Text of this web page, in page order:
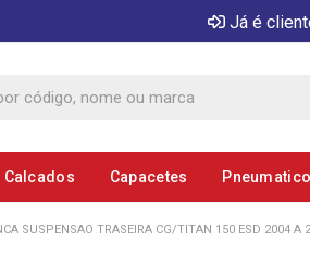
Já é
Calcados Capacetes
SUSPENSAO TRASEIRA CG/TITAN 150 ESD 2004 A